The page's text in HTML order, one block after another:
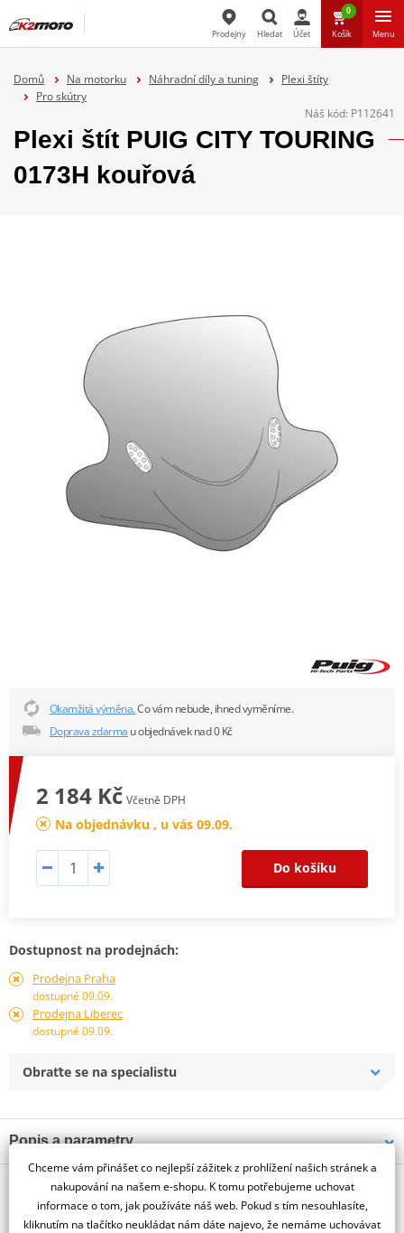
Prodejny Hledat Účet
0
Košík Menu
Domů Na motorku Náhradní díly a tuning
Plexi štíty
Pro skútry
Náš kód: P112641
Plexi štít PUIG CITY TOURING
0173H kouřová
Okamžitá výměna.Co vám nebude, ihned vyměníme.
Doprava zdarma u objednávek nad 0 Kč
2 184 Kč Včetně DPH
Na objednávku , u vás 09.09.
Do košíku
Dostupnost na prodejnách:
Prodejna Praha
dostupné 09.09.
Prodejna Liberec
dostupné 09.09.
Obraťte se na specialistu
Popis a parametry
Jsme autorizovaný
dealer značky PUIG
WINDSHIELD CITY TOURING DAELIM NS125 C/SMOKE
O výrobci
Chceme vám přinášet co nejlepší zážitek z prohlížení našich stránek a
nakupování na našem e-shopu. K tomu potřebujeme uchovat
informace o tom, jak používáte náš web. Pokud s tím nesouhlasíte,
kliknutím na tlačítko neukládat nám dáte najevo, že nemáme uchovávat